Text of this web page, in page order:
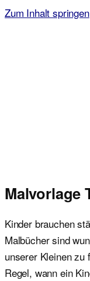
Zum Inhalt springen
Malvorlage
Kinder brauchen
Malbücher sind
unserer Kleinen zu
Regel, wann ein